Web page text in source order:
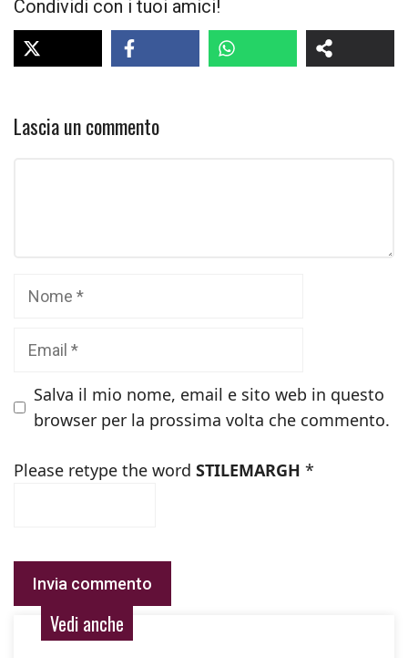
Condividi con i tuoi amici!
Lascia un commento
Salva il mio nome, email e sito web in questo
browser per la prossima volta che commento.
Please retype the word STILEMARGH *
Vedi anche